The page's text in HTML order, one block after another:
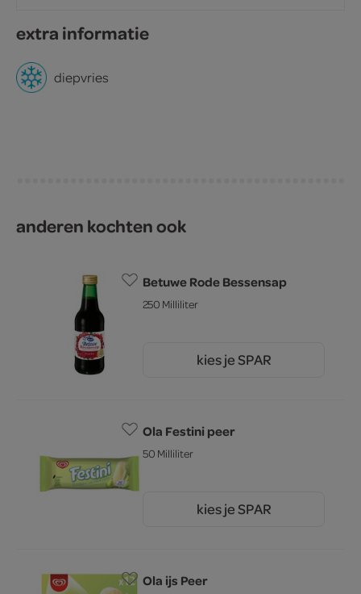
extra informatie
diepvries
anderen kochten ook
Betuwe Rode Bessensap
250 Milliliter
kies je SPAR
Ola Festini peer
50 Milliliter
kies je SPAR
Ola ijs Peer